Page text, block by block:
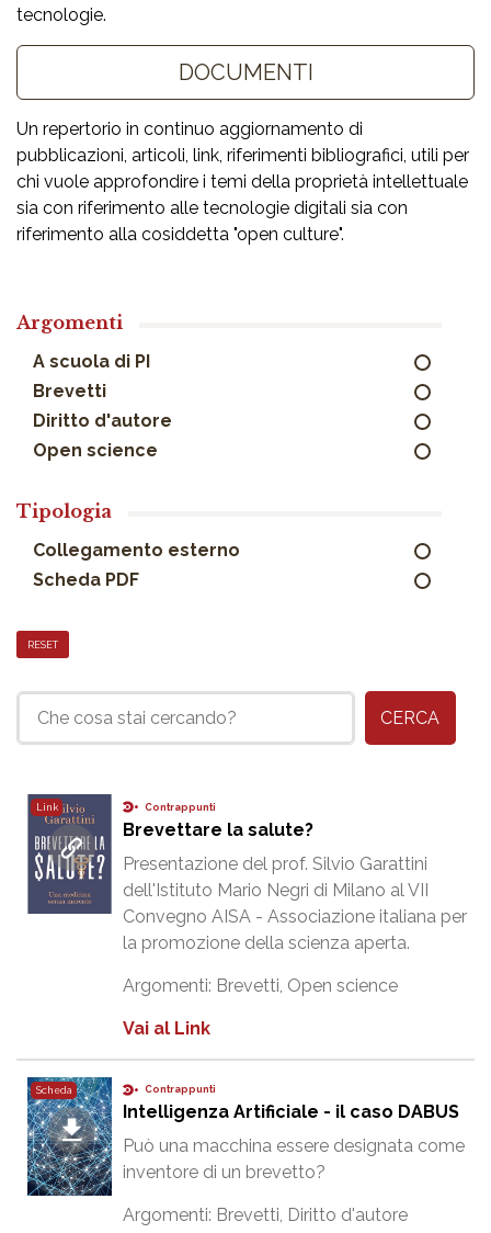
tecnologie.
Un repertorio in continuo aggiornamento di
pubblicazioni, articoli, link, riferimenti bibliografici, utili per
chi vuole approfondire i temi della proprietà intellettuale
sia con riferimento alle tecnologie digitali sia con
riferimento alla cosiddetta "open culture".
Argomenti
A scuola di PI
Brevetti
Diritto d'autore
Open science
Tipologia
Collegamento esterno
Scheda PDF
RESET
CERCA
Link Contrappunti
Brevettare la salute?
Presentazione del prof. Silvio Garattini
dell'Istituto Mario Negri di Milano al VII
Convegno AISA - Associazione italiana per
la promozione della scienza aperta.
Argomenti: Brevetti, Open science
Vai al Link
Scheda Contrappunti
Intelligenza Artificiale - il caso DABUS
Può una macchina essere designata come
inventore di un brevetto?
Argomenti: Brevetti, Diritto d'autore